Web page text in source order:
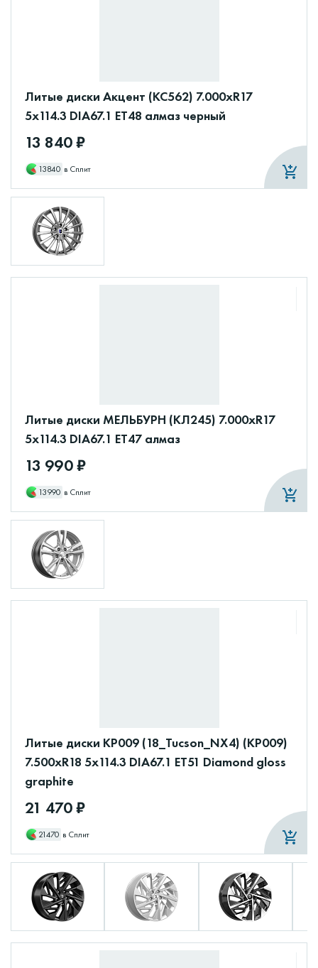
Литые диски Акцент (КС562) 7.000xR17
5x114.3 DIA67.1 ET48 алмаз черный
13 840 ₽
13840 в Сплит
Литые диски МЕЛЬБУРН (КЛ245) 7.000xR17
5x114.3 DIA67.1 ET47 алмаз
13 990 ₽
13990 в Сплит
Литые диски КР009 (18_Tucson_NX4) (КР009)
7.500xR18 5x114.3 DIA67.1 ET51 Diamond gloss
graphite
21 470 ₽
21470 в Сплит